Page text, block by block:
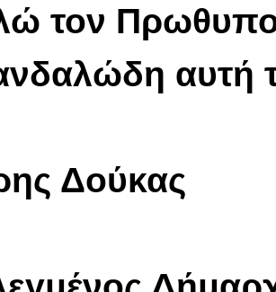
τον
αυτή
Δούκας